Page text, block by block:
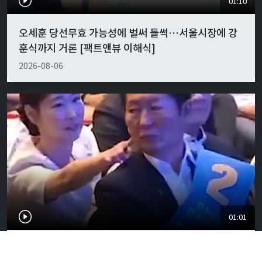
오세훈 당선무효 가능성에 벌써 들썩…서울시장에 강
훈식까지 거론 [팩트앤뷰 이해식]
2026-08-06
01:01